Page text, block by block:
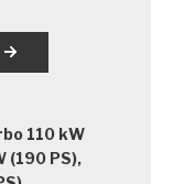
110 kW
(190 PS),